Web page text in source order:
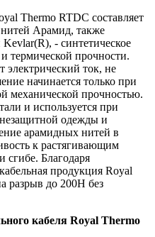
Thermo RTDC составляет
Арамид, также
- синтетическое
термической прочности.
электрический ток, не
начинается только при
механической прочностью.
и используется при
одежды и
арамидных нитей в
к растягивающим
сгибе. Благодаря
продукция Royal
разрыв до 200Н без
кабеля Royal Thermo